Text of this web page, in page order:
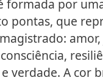
formada por
pontas, que
verdade. A cor